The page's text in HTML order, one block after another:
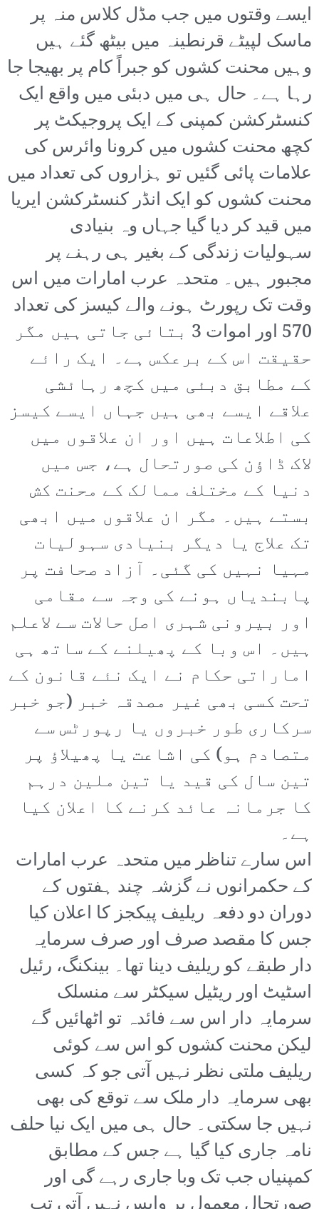
ایسے وقتوں میں جب مڈل کلاس منہ پر
ماسک لپیٹے قرنطینہ میں بیٹھ گئے ہیں
وہیں محنت کشوں کو جبراً کام پر بھیجا جا
رہا ہے۔ حال ہی میں دبئی میں واقع ایک
کنسٹرکشن کمپنی کے ایک پروجیکٹ پر
کچھ محنت کشوں میں کرونا وائرس کی
علامات پائی گئیں تو ہزاروں کی تعداد میں
محنت کشوں کو ایک انڈر کنسٹرکشن ایریا
میں قید کر دیا گیا جہاں وہ بنیادی
سہولیات زندگی کے بغیر ہی رہنے پر
مجبور ہیں۔ متحدہ عرب امارات میں اس
وقت تک رپورٹ ہونے والے کیسز کی تعداد
570 اور اموات 3 بتائی جاتی ہیں مگر
حقیقت اس کے برعکس ہے۔ ایک رائے
کے مطابق دبئی میں کچھ رہائشی
علاقے ایسے بھی ہیں جہاں ایسے کیسز
کی اطلاعات ہیں اور ان علاقوں میں
لاک ڈاؤن کی صورتحال ہے، جس میں
دنیا کے مختلف ممالک کے محنت کش
بستے ہیں۔ مگر ان علاقوں میں ابھی
تک علاج یا دیگر بنیادی سہولیات
مہیا نہیں کی گئی۔ آزاد صحافت پر
پابندیاں ہونے کی وجہ سے مقامی
اور بیرونی شہری اصل حالات سے لاعلم
ہیں۔ اس وبا کے پھیلنے کے ساتھ ہی
اماراتی حکام نے ایک نئے قانون کے
تحت کسی بھی غیر مصدقہ خبر (جو خبر
سرکاری طور خبروں یا رپورٹس سے
متصادم ہو) کی اشاعت یا پھیلاؤ پر
تین سال کی قید یا تین ملین درہم
کا جرمانہ عائد کرنے کا اعلان کیا
ہے۔
اس سارے تناظر میں متحدہ عرب امارات
کے حکمرانوں نے گزشہ چند ہفتوں کے
دوران دو دفعہ ریلیف پیکجز کا اعلان کیا
جس کا مقصد صرف اور صرف سرمایہ
دار طبقے کو ریلیف دینا تھا۔ بینکنگ، رئیل
اسٹیٹ اور ریٹیل سیکٹر سے منسلک
سرمایہ دار اس سے فائدہ تو اٹھائیں گے
لیکن محنت کشوں کو اس سے کوئی
ریلیف ملتی نظر نہیں آتی جو کہ کسی
بھی سرمایہ دار ملک سے توقع کی بھی
نہیں جا سکتی۔ حال ہی میں ایک نیا حلف
نامہ جاری کیا گیا ہے جس کے مطابق
کمپنیاں جب تک وبا جاری رہے گی اور